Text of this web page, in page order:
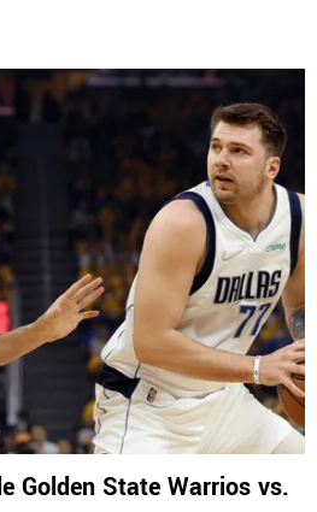
Golden State Warrios vs.